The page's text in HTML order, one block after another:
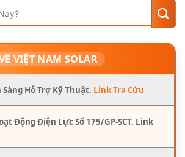
VIỆT NAM SOLAR
Sàng Hỗ Trợ Kỹ Thuật. Link Tra Cứu
Động Điện Lực Số 175/GP-SCT. Link